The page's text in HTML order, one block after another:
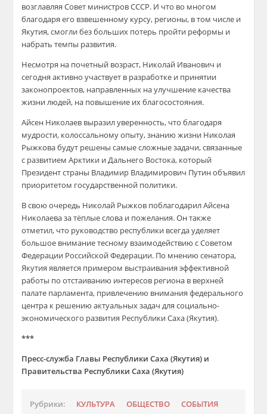
возглавляя Совет министров СССР. И что во многом
благодаря его взвешенному курсу, регионы, в том числе и
Якутия, смогли без больших потерь пройти реформы и
набрать темпы развития.
Несмотря на почетный возраст, Николай Иванович и
сегодня активно участвует в разработке и принятии
законопроектов, направленных на улучшение качества
жизни людей, на повышение их благосостояния.
Айсен Николаев выразил уверенность, что благодаря
мудрости, колоссальному опыту, знанию жизни Николая
Рыжкова будут решены самые сложные задачи, связанные
с развитием Арктики и Дальнего Востока, который
Президент страны Владимир Владимирович Путин объявил
приоритетом государственной политики.
В свою очередь Николай Рыжков поблагодарил Айсена
Николаева за тёплые слова и пожелания. Он также
отметил, что руководство республики всегда уделяет
большое внимание тесному взаимодействию с Советом
Федерации Российской Федерации. По мнению сенатора,
Якутия является примером выстраивания эффективной
работы по отстаиванию интересов региона в верхней
палате парламента, привлечению внимания федерального
центра к решению актуальных задач для социально-
экономического развития Республики Саха (Якутия).
***
Пресс-служба Главы Республики Саха (Якутия) и
Правительства Республики Саха (Якутия)
Рубрики: КУЛЬТУРА ОБЩЕСТВО СОБЫТИЯ